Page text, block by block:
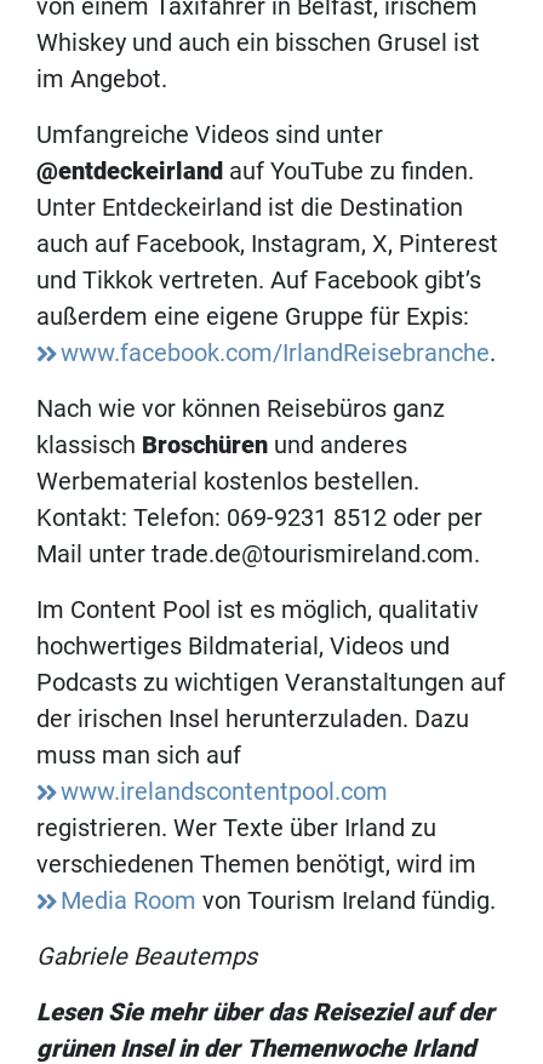
Whiskey und auch ein bisschen Grusel ist
im Angebot.
Umfangreiche Videos sind unter
@entdeckeirland auf YouTube zu finden.
Unter Entdeckeirland ist die Destination
auch auf Facebook, Instagram, X, Pinterest
und Tikkok vertreten. Auf Facebook gibt’s
außerdem eine eigene Gruppe für Expis:
www.facebook.com/IrlandReisebranche.
Nach wie vor können Reisebüros ganz
klassisch Broschüren und anderes
Werbematerial kostenlos bestellen.
Kontakt: Telefon: 069-9231 8512 oder per
Mail unter trade.de@tourismireland.com.
Im Content Pool ist es möglich, qualitativ
hochwertiges Bildmaterial, Videos und
Podcasts zu wichtigen Veranstaltungen auf
der irischen Insel herunterzuladen. Dazu
muss man sich auf
www.irelandscontentpool.com
registrieren. Wer Texte über Irland zu
verschiedenen Themen benötigt, wird im
Media Room von Tourism Ireland fündig.
Gabriele Beautemps
Lesen Sie mehr über das Reiseziel auf der
grünen Insel in der Themenwoche Irland